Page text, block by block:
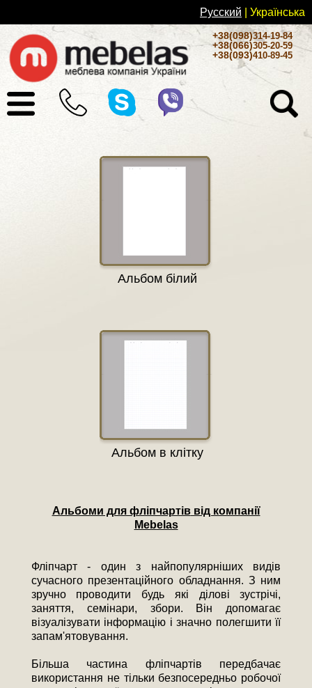
Русский | Українськa
+38(098)314-19-84
+38(066)305-20-59
+38(093)410-89-45
Альбом білий
Альбом в клітку
Альбоми для фліпчартіввід компанії
Mebelas
Фліпчарт - один з найпопулярніших видів
сучасного презентаційного обладнання. З ним
зручно проводити будь які ділові зустрічі,
заняття, семінари, збори. Він допомагає
візуалізувати інформацію і значно полегшити її
запам'ятовування.
Більша частина фліпчартів передбачає
використання не тільки безпосередньо робочої